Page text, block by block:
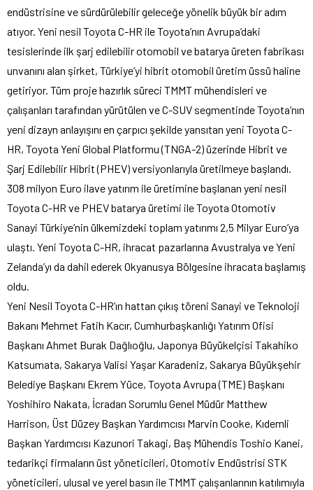
endüstrisine ve sürdürülebilir geleceğe yönelik büyük bir adım
atıyor. Yeni nesil Toyota C-HR ile Toyota’nın Avrupa’daki
tesislerinde ilk şarj edilebilir otomobil ve batarya üreten fabrikası
unvanını alan şirket, Türkiye’yi hibrit otomobil üretim üssü haline
getiriyor. Tüm proje hazırlık süreci TMMT mühendisleri ve
çalışanları tarafından yürütülen ve C-SUV segmentinde Toyota’nın
yeni dizayn anlayışını en çarpıcı şekilde yansıtan yeni Toyota C-
HR, Toyota Yeni Global Platformu (TNGA-2) üzerinde Hibrit ve
Şarj Edilebilir Hibrit (PHEV) versiyonlarıyla üretilmeye başlandı.
308 milyon Euro ilave yatırım ile üretimine başlanan yeni nesil
Toyota C-HR ve PHEV batarya üretimi ile Toyota Otomotiv
Sanayi Türkiye’nin ülkemizdeki toplam yatırımı 2,5 Milyar Euro’ya
ulaştı. Yeni Toyota C-HR, ihracat pazarlarına Avustralya ve Yeni
Zelanda’yı da dahil ederek Okyanusya Bölgesine ihracata başlamış
oldu.
Yeni Nesil Toyota C-HR’ın hattan çıkış töreni Sanayi ve Teknoloji
Bakanı Mehmet Fatih Kacır, Cumhurbaşkanlığı Yatırım Ofisi
Başkanı Ahmet Burak Dağlıoğlu, Japonya Büyükelçisi Takahiko
Katsumata, Sakarya Valisi Yaşar Karadeniz, Sakarya Büyükşehir
Belediye Başkanı Ekrem Yüce, Toyota Avrupa (TME) Başkanı
Yoshihiro Nakata, İcradan Sorumlu Genel Müdür Matthew
Harrison, Üst Düzey Başkan Yardımcısı Marvin Cooke, Kıdemli
Başkan Yardımcısı Kazunori Takagi, Baş Mühendis Toshio Kanei,
tedarikçi firmaların üst yöneticileri, Otomotiv Endüstrisi STK
yöneticileri, ulusal ve yerel basın ile TMMT çalışanlarının katılımıyla